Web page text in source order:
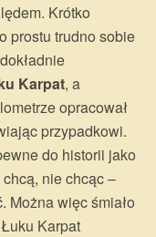
Krótko
prostu trudno sobie
Karpat, a
opracował
przypadkowi.
do historii jako
nie chcąc –
Można więc śmiało
Karpat